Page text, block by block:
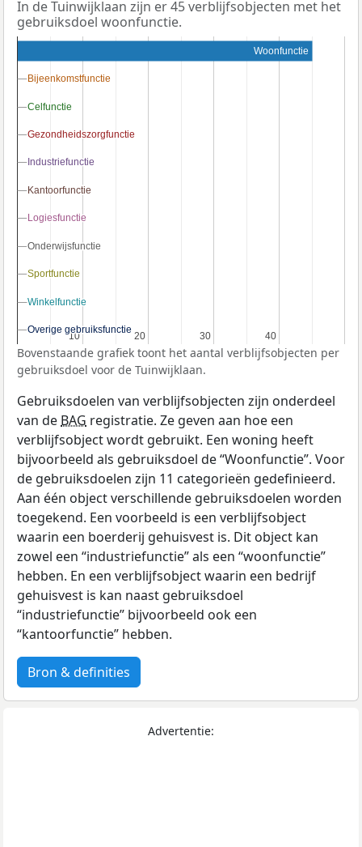
In de Tuinwijklaan zijn er 45 verblijfsobjecten met het
gebruiksdoel woonfunctie.
10
10 20
20 30
30 40
40
Woonfunctie
Bijeenkomstfunctie
Bijeenkomstfunctie
Celfunctie
Celfunctie
Gezondheidszorgfunctie
Gezondheidszorgfunctie
Industriefunctie
Industriefunctie
Kantoorfunctie
Kantoorfunctie
Logiesfunctie
Logiesfunctie
Onderwijsfunctie
Onderwijsfunctie
Sportfunctie
Sportfunctie
Winkelfunctie
Winkelfunctie
Overige gebruiksfunctie
Overige gebruiksfunctie
Bovenstaande grafiek toont het aantal verblijfsobjecten per
gebruiksdoel voor de Tuinwijklaan.
Gebruiksdoelen van verblijfsobjecten zijn onderdeel
van de BAG registratie. Ze geven aan hoe een
verblijfsobject wordt gebruikt. Een woning heeft
bijvoorbeeld als gebruiksdoel de “Woonfunctie”. Voor
de gebruiksdoelen zijn 11 categorieën gedefinieerd.
Aan één object verschillende gebruiksdoelen worden
toegekend. Een voorbeeld is een verblijfsobject
waarin een boerderij gehuisvest is. Dit object kan
zowel een “industriefunctie” als een “woonfunctie”
hebben. En een verblijfsobject waarin een bedrijf
gehuisvest is kan naast gebruiksdoel
“industriefunctie” bijvoorbeeld ook een
“kantoorfunctie” hebben.
Bron & definities
Advertentie: